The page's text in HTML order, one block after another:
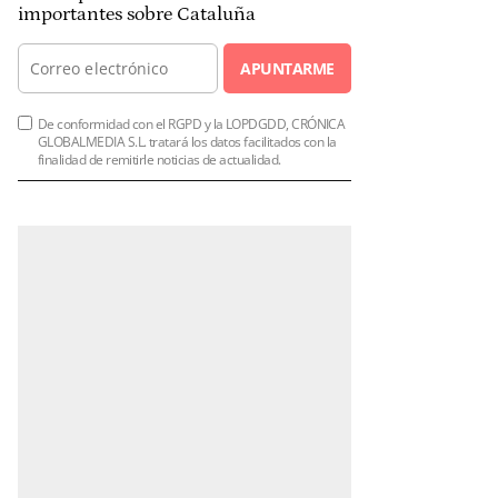
importantes sobre Cataluña
APUNTARME
De conformidad con el RGPD y la LOPDGDD, CRÓNICA
GLOBALMEDIA S.L. tratará los datos facilitados con la
finalidad de remitirle noticias de actualidad.